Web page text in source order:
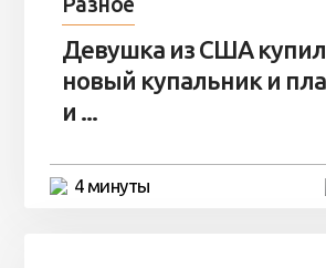
Девушка из США
новый купальник и
и ...
4 минуты